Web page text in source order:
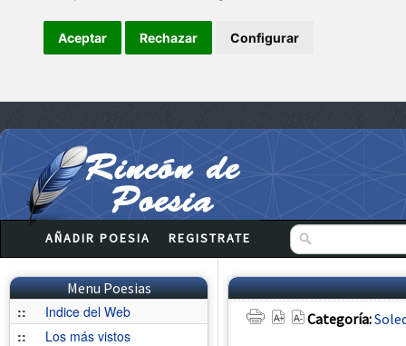
Aceptar Rechazar Configurar
AÑADIR POESIA REGISTRATE
Menu Poesias
::
Indice del Web
::
Los más vistos
Categoría: